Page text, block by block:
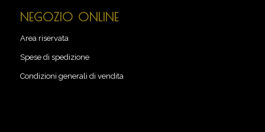
NEGOZIO ONLINE
Area riservata
Spese di spedizione
Condizioni generali di vendita